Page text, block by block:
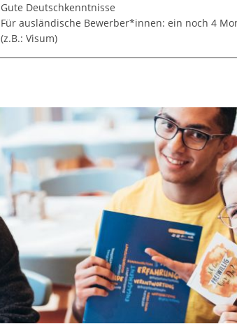
Gute Deutschkenntnisse
Für ausländische Bewerber*innen: ein noch 4
(z.B.: Visum)